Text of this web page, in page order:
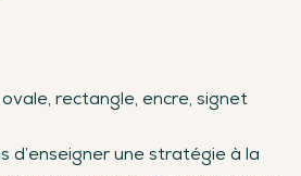
ovale, rectangle, encre, signet
d’enseigner une stratégie à la